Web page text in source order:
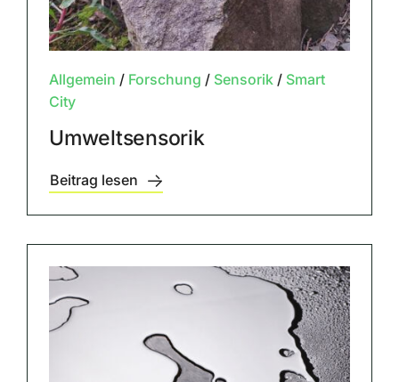
Allgemein / Forschung / Sensorik/ Smart
City
Umweltsensorik
Beitrag lesen